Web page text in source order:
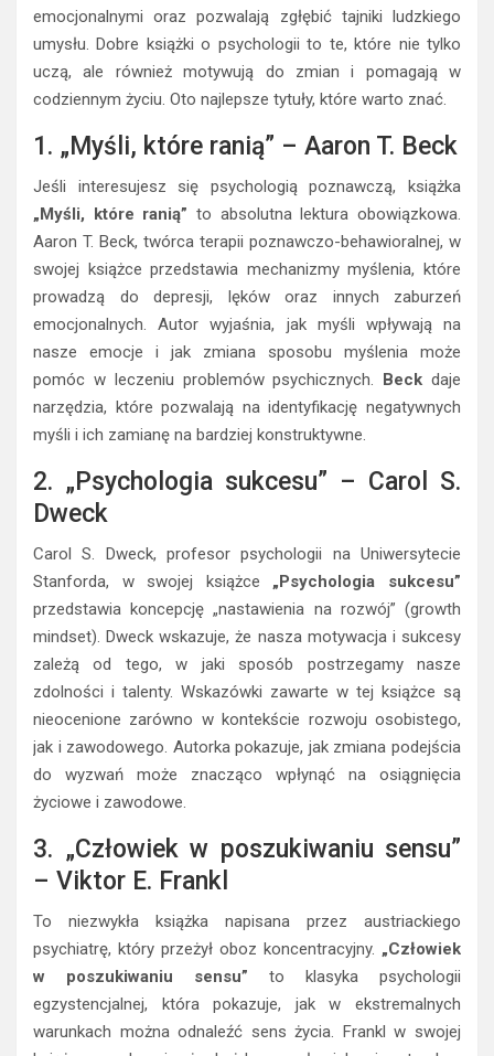
emocjonalnymi oraz pozwalają zgłębić tajniki ludzkiego
umysłu. Dobre książki o psychologii to te, które nie tylko
uczą, ale również motywują do zmian i pomagają w
codziennym życiu. Oto najlepsze tytuły, które warto znać.
1. „Myśli, które ranią” – Aaron T. Beck
Jeśli interesujesz się psychologią poznawczą, książka
„Myśli, które ranią” to absolutna lektura obowiązkowa.
Aaron T. Beck, twórca terapii poznawczo-behawioralnej, w
swojej książce przedstawia mechanizmy myślenia, które
prowadzą do depresji, lęków oraz innych zaburzeń
emocjonalnych. Autor wyjaśnia, jak myśli wpływają na
nasze emocje i jak zmiana sposobu myślenia może
pomóc w leczeniu problemów psychicznych. Beck daje
narzędzia, które pozwalają na identyfikację negatywnych
myśli i ich zamianę na bardziej konstruktywne.
2. „Psychologia sukcesu” – Carol S.
Dweck
Carol S. Dweck, profesor psychologii na Uniwersytecie
Stanforda, w swojej książce „Psychologia sukcesu”
przedstawia koncepcję „nastawienia na rozwój” (growth
mindset). Dweck wskazuje, że nasza motywacja i sukcesy
zależą od tego, w jaki sposób postrzegamy nasze
zdolności i talenty. Wskazówki zawarte w tej książce są
nieocenione zarówno w kontekście rozwoju osobistego,
jak i zawodowego. Autorka pokazuje, jak zmiana podejścia
do wyzwań może znacząco wpłynąć na osiągnięcia
życiowe i zawodowe.
3. „Człowiek w poszukiwaniu sensu”
– Viktor E. Frankl
To niezwykła książka napisana przez austriackiego
psychiatrę, który przeżył oboz koncentracyjny. „Człowiek
w poszukiwaniu sensu” to klasyka psychologii
egzystencjalnej, która pokazuje, jak w ekstremalnych
warunkach można odnaleźć sens życia. Frankl w swojej